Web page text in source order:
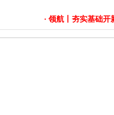
· 领航丨夯实基础开